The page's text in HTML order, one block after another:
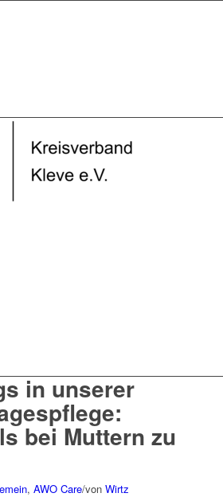
in unserer
bei Muttern zu
, AWO Care/von Wirtz